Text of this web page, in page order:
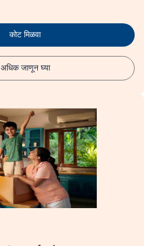
कोट मिळवा
अधिक जाणून घ्या